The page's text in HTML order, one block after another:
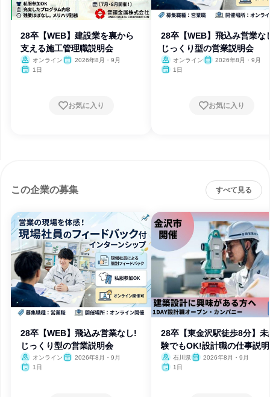
28卒【WEB】建設業を裏から
支える施工管理職説明会
オンライン
2026年8月・9月
1日
お気に入り
28卒【WEB】飛込み営業な
じっくり型の営業説明会
オンライン
2026年8月・9月
1日
お気に入り
この企業の募集 すべて見る
28卒【WEB】飛込み営業なし!
じっくり型の営業説明会
オンライン
2026年8月・9月
1日
28卒【東金沢駅徒歩8分】未
験でもOK!設計職の仕事説
石川県
2026年8月・9月
1日